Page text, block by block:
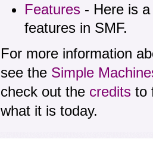
Features - Here is
features in SMF.
For more information
see the Simple
check out the credits to
what it is today.